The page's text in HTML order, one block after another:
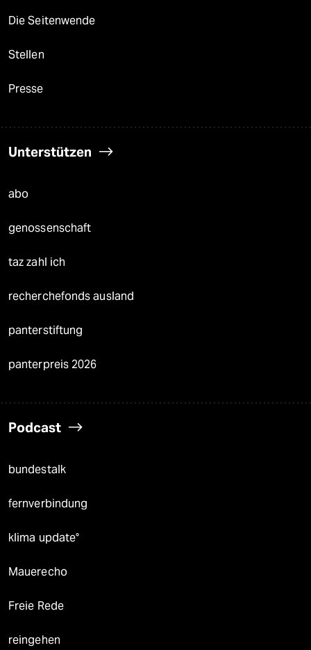
Die Seitenwende
Stellen
Presse
Unterstützen
abo
genossenschaft
taz zahl ich
recherchefonds ausland
panterstiftung
panterpreis 2026
Podcast
bundestalk
fernverbindung
klima update°
Mauerecho
Freie Rede
reingehen